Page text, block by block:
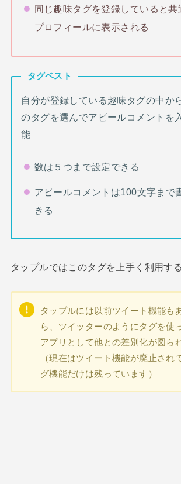
同じ趣味タグを登録していると共
プロフィールに表示される
タグベスト
自分が登録している趣味タグの中か
のタグを選んでアピールコメントを
能
数は５つまで設定できる
アピールコメントは100文字まで
きる
タップルではこのタグを上手く利用す
タップルには以前ツイート機能も
ら、ツイッターのようにタグを使
アプリとして他との差別化が図ら
（現在はツイート機能が廃止され
グ機能だけは残っています）